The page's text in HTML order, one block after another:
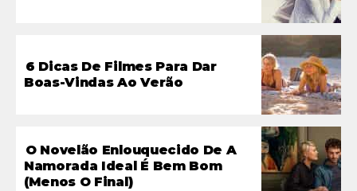
6 Dicas De Filmes Para Dar
Boas-Vindas Ao Verão
O Novelão Enlouquecido De A
Namorada Ideal É Bem Bom
(menos O Final)